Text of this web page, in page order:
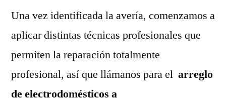
Una vez identificada la avería, comenzamos a
aplicar distintas técnicas profesionales que
permiten la reparación totalmente
profesional, así que llámanos para el arreglo
de electrodomésticos a